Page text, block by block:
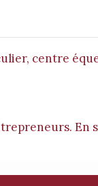
centre
En